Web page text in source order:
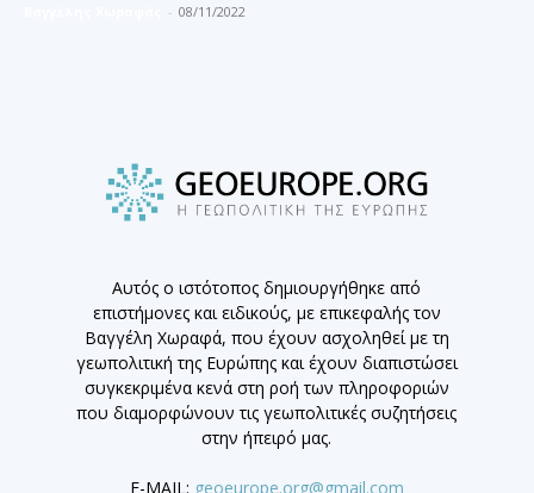
- 08/11/2022
Αυτός ο ιστότοπος δημιουργήθηκε από
επιστήμονες και ειδικούς, με επικεφαλής τον
Βαγγέλη Χωραφά, που έχουν ασχοληθεί με τη
γεωπολιτική της Ευρώπης και έχουν διαπιστώσει
συγκεκριμένα κενά στη ροή των πληροφοριών
που διαμορφώνουν τις γεωπολιτικές συζητήσεις
στην ήπειρό μας.
E-MAIL: geoeurope.org@gmail.com